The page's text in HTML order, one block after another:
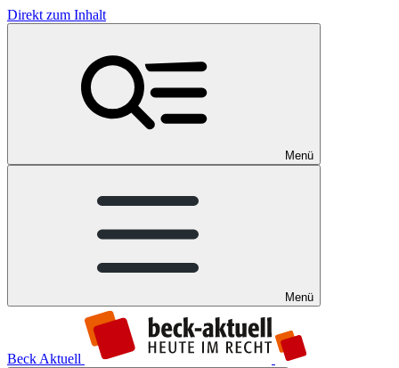
Direkt zum Inhalt
Menü
Menü
Beck Aktuell